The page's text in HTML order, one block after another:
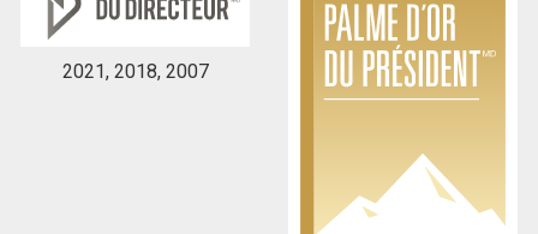
2021, 2018, 2007